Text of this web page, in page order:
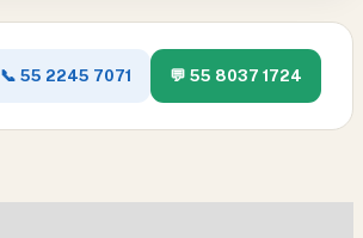
📞 55 2245 7071 💬 55 8037 1724